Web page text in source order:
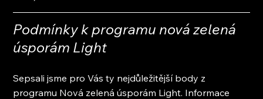
Podmínky k programu nová zelená
úsporám Light
Sepsali jsme pro Vás ty nejdůležitější body z
programu Nová zelená úsporám Light. Informace